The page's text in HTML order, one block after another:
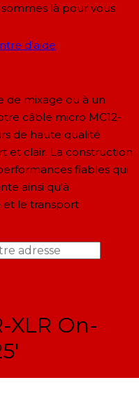
là pour vous
d'aide
de mixage ou à un
câble micro MC12-
de haute qualité
et clair. La construction
fiables qui
ainsi qu'à
le transport.
XLR On-